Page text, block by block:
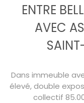
ENTRE
AVEC
Dans immeuble
élevé, double
collectif